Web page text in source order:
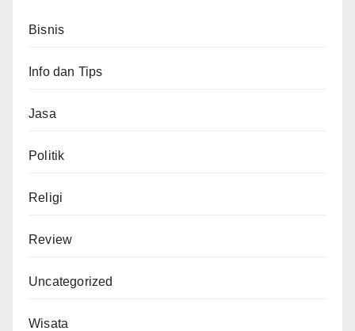
Bisnis
Info dan Tips
Jasa
Politik
Religi
Review
Uncategorized
Wisata